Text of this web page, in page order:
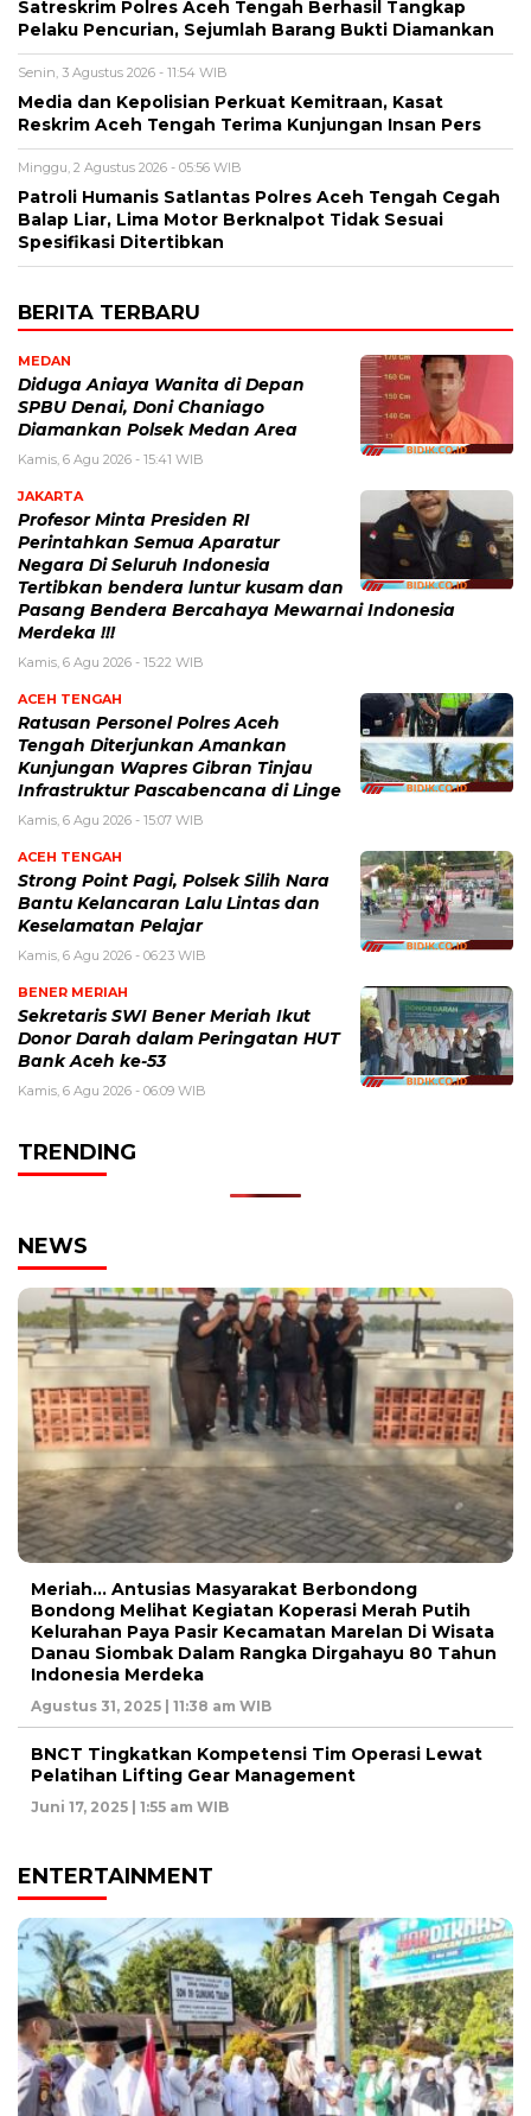
Satreskrim Polres Aceh Tengah Berhasil Tangkap
Pelaku Pencurian, Sejumlah Barang Bukti Diamankan
Senin, 3 Agustus 2026 - 11:54 WIB
Media dan Kepolisian Perkuat Kemitraan, Kasat
Reskrim Aceh Tengah Terima Kunjungan Insan Pers
Minggu, 2 Agustus 2026 - 05:56 WIB
Patroli Humanis Satlantas Polres Aceh Tengah Cegah
Balap Liar, Lima Motor Berknalpot Tidak Sesuai
Spesifikasi Ditertibkan
BERITA TERBARU
MEDAN
Diduga Aniaya Wanita di Depan
SPBU Denai, Doni Chaniago
Diamankan Polsek Medan Area
Kamis, 6 Agu 2026 - 15:41 WIB
JAKARTA
Profesor Minta Presiden RI
Perintahkan Semua Aparatur
Negara Di Seluruh Indonesia
Tertibkan bendera luntur kusam dan
Pasang Bendera Bercahaya Mewarnai Indonesia
Merdeka !!!
Kamis, 6 Agu 2026 - 15:22 WIB
ACEH TENGAH
Ratusan Personel Polres Aceh
Tengah Diterjunkan Amankan
Kunjungan Wapres Gibran Tinjau
Infrastruktur Pascabencana di Linge
Kamis, 6 Agu 2026 - 15:07 WIB
ACEH TENGAH
Strong Point Pagi, Polsek Silih Nara
Bantu Kelancaran Lalu Lintas dan
Keselamatan Pelajar
Kamis, 6 Agu 2026 - 06:23 WIB
BENER MERIAH
Sekretaris SWI Bener Meriah Ikut
Donor Darah dalam Peringatan HUT
Bank Aceh ke-53
Kamis, 6 Agu 2026 - 06:09 WIB
TRENDING
NEWS
Meriah… Antusias Masyarakat Berbondong
Bondong Melihat Kegiatan Koperasi Merah Putih
Kelurahan Paya Pasir Kecamatan Marelan Di Wisata
Danau Siombak Dalam Rangka Dirgahayu 80 Tahun
Indonesia Merdeka
Agustus 31, 2025 | 11:38 am WIB
BNCT Tingkatkan Kompetensi Tim Operasi Lewat
Pelatihan Lifting Gear Management
Juni 17, 2025 | 1:55 am WIB
ENTERTAINMENT